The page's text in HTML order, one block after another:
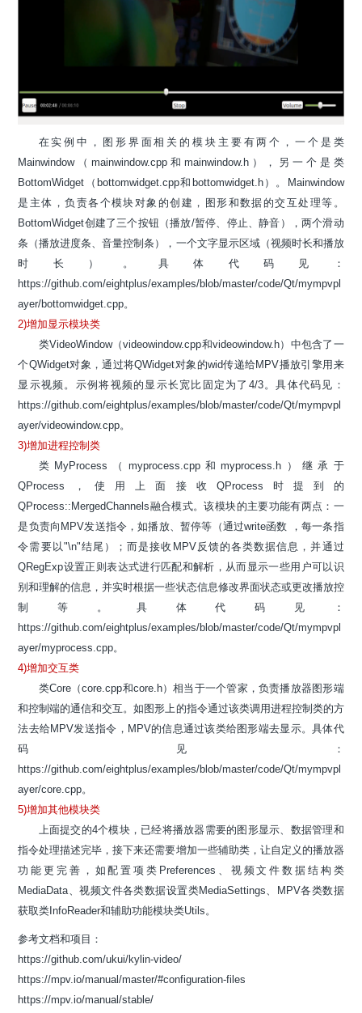
在实例中，图形界面相关的模块主要有两个，一个是类
Mainwindow（mainwindow.cpp和mainwindow.h），另一个是类
BottomWidget（bottomwidget.cpp和bottomwidget.h）。Mainwindow
是主体，负责各个模块对象的创建，图形和数据的交互处理等。
BottomWidget创建了三个按钮（播放/暂停、停止、静音），两个滑动
条（播放进度条、音量控制条），一个文字显示区域（视频时长和播放
时长）。具体代码见：
https://github.com/eightplus/examples/blob/master/code/Qt/mympvpl
ayer/bottomwidget.cpp。
2)增加显示模块类
类VideoWindow（videowindow.cpp和videowindow.h）中包含了一
个QWidget对象，通过将QWidget对象的wid传递给MPV播放引擎用来
显示视频。示例将视频的显示长宽比固定为了4/3。具体代码见：
https://github.com/eightplus/examples/blob/master/code/Qt/mympvpl
ayer/videowindow.cpp。
3)增加进程控制类
类MyProcess（myprocess.cpp和myprocess.h）继承于
QProcess，使用上面接收QProcess时提到的
QProcess::MergedChannels融合模式。该模块的主要功能有两点：一
是负责向MPV发送指令，如播放、暂停等（通过write函数 ，每一条指
令需要以"\n"结尾）；而是接收MPV反馈的各类数据信息，并通过
QRegExp设置正则表达式进行匹配和解析，从而显示一些用户可以识
别和理解的信息，并实时根据一些状态信息修改界面状态或更改播放控
制等。具体代码见：
https://github.com/eightplus/examples/blob/master/code/Qt/mympvpl
ayer/myprocess.cpp。
4)增加交互类
类Core（core.cpp和core.h）相当于一个管家，负责播放器图形端
和控制端的通信和交互。如图形上的指令通过该类调用进程控制类的方
法去给MPV发送指令，MPV的信息通过该类给图形端去显示。具体代
码见：
https://github.com/eightplus/examples/blob/master/code/Qt/mympvpl
ayer/core.cpp。
5)增加其他模块类
上面提交的4个模块，已经将播放器需要的图形显示、数据管理和
指令处理描述完毕，接下来还需要增加一些辅助类，让自定义的播放器
功能更完善，如配置项类Preferences、视频文件数据结构类
MediaData、视频文件各类数据设置类MediaSettings、MPV各类数据
获取类InfoReader和辅助功能模块类Utils。
参考文档和项目：
https://github.com/ukui/kylin-video/
https://mpv.io/manual/master/#configuration-files
https://mpv.io/manual/stable/